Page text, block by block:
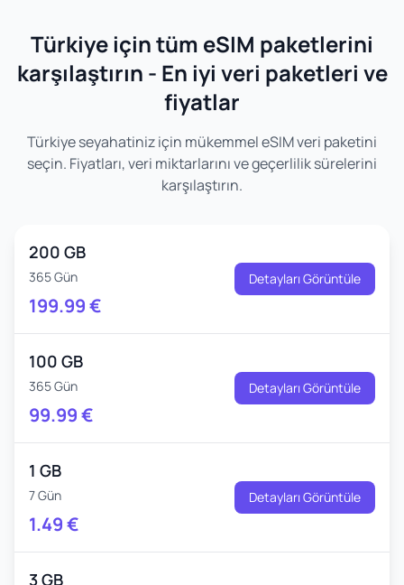
Türkiye için tüm eSIM paketlerini
karşılaştırın - En iyi veri paketleri ve
fiyatlar
Türkiye seyahatiniz için mükemmel eSIM veri paketini
seçin. Fiyatları, veri miktarlarını ve geçerlilik sürelerini
karşılaştırın.
200 GB
365 Gün
199.99€
Detayları Görüntüle
100 GB
365 Gün
99.99€
Detayları Görüntüle
1 GB
7 Gün
1.49€
Detayları Görüntüle
3 GB